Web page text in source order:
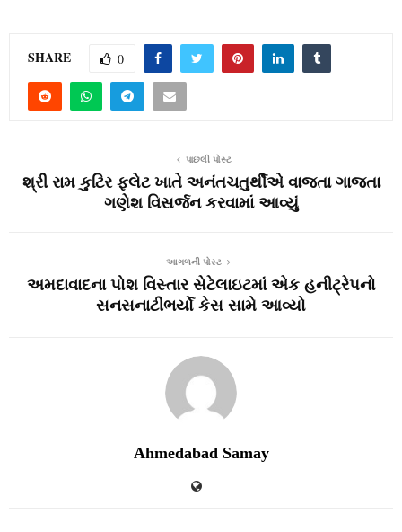
SHARE 0
પાછલી પોસ્ટ
શ્રી રામ કુટિર ફ્લેટ ખાતે અનંતચતુર્થીએ વાજતા ગાજતા
ગણેશ વિસર્જન કરવામાં આવ્યું
આગળની પોસ્ટ
અમદાવાદના પોશ વિસ્તાર સેટેલાઇટમાં એક હનીટ્રેપનો
સનસનાટીભર્યો કેસ સામે આવ્યો
Ahmedabad Samay